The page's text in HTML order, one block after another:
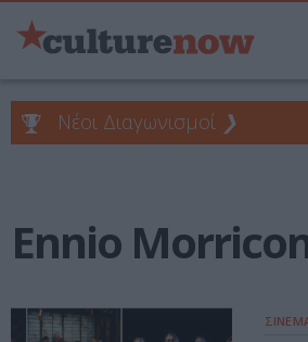
Νέοι Διαγωνισμοί ❯
Ennio